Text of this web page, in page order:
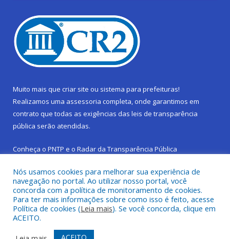
Muito mais que criar site ou sistema para prefeituras!
Realizamos uma assessoria completa, onde garantimos em
contrato que todas as exigências das leis de transparência
pública serão atendidas.
Conheça o PNTP e o Radar da Transparência Pública
Todos os direitos reservados a Prefeitura Municipal de São
Sebastião da Boa Vista.
Frequência Online Mapa do Site
Nós usamos cookies para melhorar sua experiência de
navegação no portal. Ao utilizar nosso portal, você
concorda com a política de monitoramento de cookies.
Para ter mais informações sobre como isso é feito, acesse
Política de cookies (Leia mais). Se você concorda, clique em
ACEITO.